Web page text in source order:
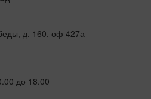
д. 160, оф 427а
до 18.00